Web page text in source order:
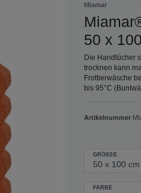
Miamar
50 x
Die Handtücher
trocknen kann
Frottierwäsche
bis 95°C
Artikelnummer
GRÖSSE
FARBE